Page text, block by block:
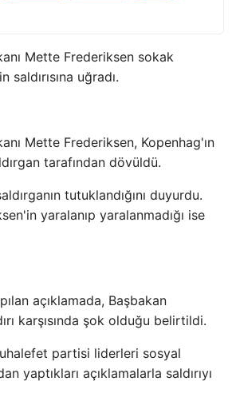
Mette Frederiksen sokak
uğradı.
Mette Frederiksen, Kopenhag'ın
tarafından dövüldü.
tutuklandığını duyurdu.
yaralanıp yaralanmadığı ise
açıklamada, Başbakan
karşısında şok olduğu belirtildi.
partisi liderleri sosyal
yaptıkları açıklamalarla saldırıyı